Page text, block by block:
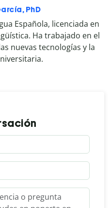
PhD
Española, licenciada en
Ha trabajado en el
nuevas tecnologías y la